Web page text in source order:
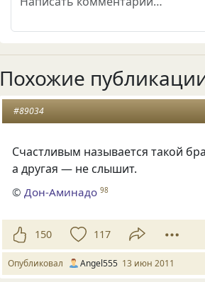
Похожие
#89034
Счастливым называется такой
а другая — не слышит.
© Дон-Аминадо 98
150 117
Опубликовал Аngel555 13 июн 2011